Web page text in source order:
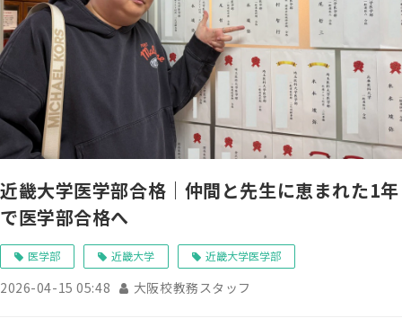
近畿大学医学部合格｜仲間と先生に恵まれた1年
で医学部合格へ
医学部 近畿大学 近畿大学医学部
2026-04-15 05:48 大阪校教務スタッフ